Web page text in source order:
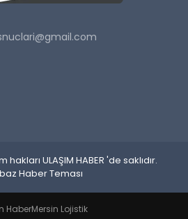
ULAŞIM HABER 'de saklıdır.
Haber Teması
HaberMersin Lojistik